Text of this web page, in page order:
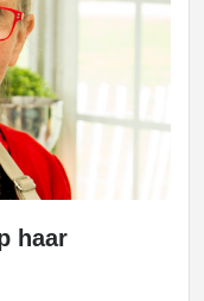
haar